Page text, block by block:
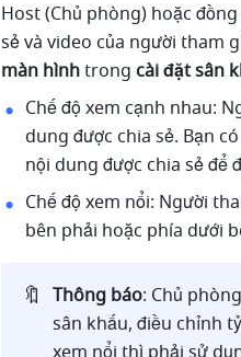
Host (Chủ phòng) hoặc
sẻ và video của người tham
màn hình trong cài đặt sân
Chế độ xem cạnh nhau:
dung được chia sẻ. Bạn
nội dung được chia sẻ để
Chế độ xem nổi: Người
bên phải hoặc phía dưới
🔖 Thông báo: Chủ
sân khấu, điều chỉnh